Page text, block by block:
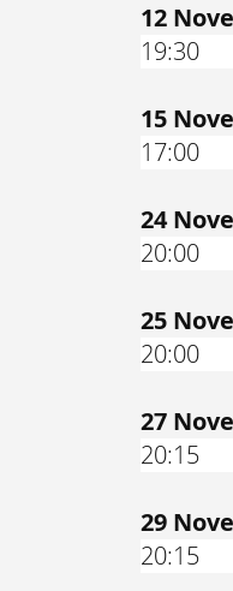
12
19:30
15
17:00
24
20:00
25
20:00
27
20:15
29
20:15